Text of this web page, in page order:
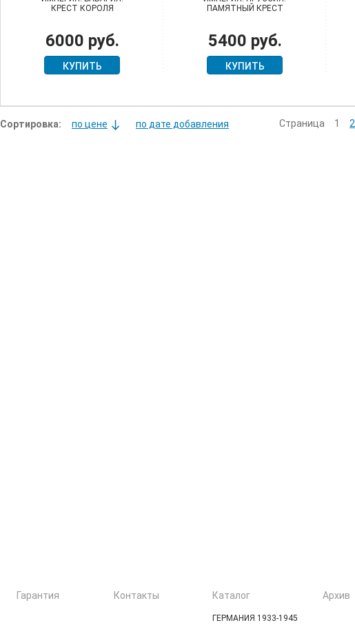
КРЕСТ КОРОЛЯ
6000 руб.
КУПИТЬ
ПАМЯТНЫЙ КРЕСТ
"TREUEN KRIEGERN")
5400 руб.
КУПИТЬ
Сортировка: по цене по дате добавления Страница 1 2
Гарантия Контакты Каталог Архив
ГЕРМАНИЯ 1933-1945